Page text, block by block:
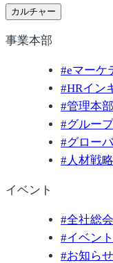
カルチャー
事業本部
#eマーケ
#HRイン
#管理本部
#グルー
#グロー
#人材戦
イベント
#全社総会
#イベント
#お知らせ